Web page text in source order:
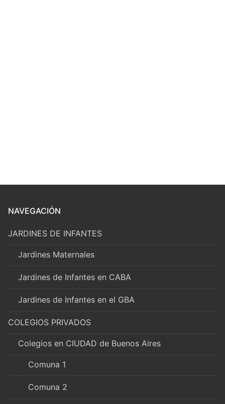
NAVEGACIÓN
JARDINES DE INFANTES
Jardines Maternales
Jardines de Infantes en CABA
Jardines de Infantes en el GBA
COLEGIOS PRIVADOS
Colegios en CIUDAD de Buenos Aires
Comuna 1
Comuna 2